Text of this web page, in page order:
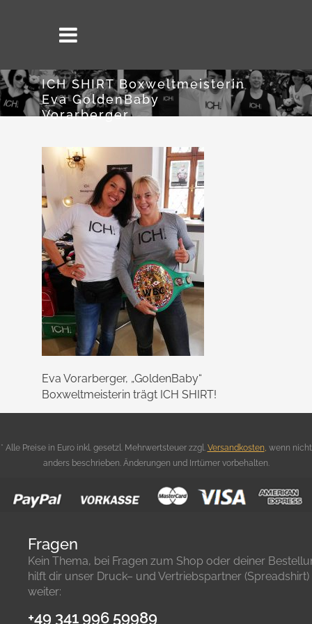
ICH SHIRT Boxweltmeisterin
Eva GoldenBaby
Vorarberger
Eva Vorarberger, „GoldenBaby“
Boxweltmeisterin trägt ICH SHIRT!
* Alle Preise in Euro inkl. gesetzl. Mehrwertsteuer zzgl. Versandkosten, wenn nicht
anders beschrieben. Änderungen und Irrtümer vorbehalten.
Fragen
Kein Thema, bei Fragen zum Shop oder deiner
hilft dir unser Druck– und Vertriebspartner
weiter:
+49 341 996 59989